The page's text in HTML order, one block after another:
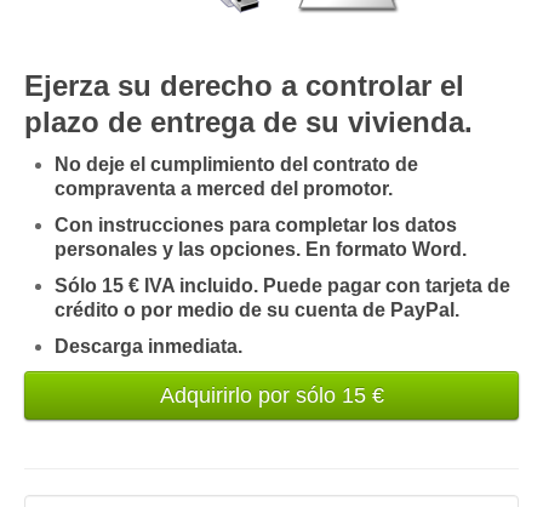
Ejerza su derecho a controlar el
plazo de entrega de su vivienda.
No deje el cumplimiento del contrato de
compraventa a merced del promotor.
Con instrucciones para completar los datos
personales y las opciones. En formato Word.
Sólo 15 € IVA incluido. Puede pagar con tarjeta de
crédito o por medio de su cuenta de PayPal.
Descarga inmediata.